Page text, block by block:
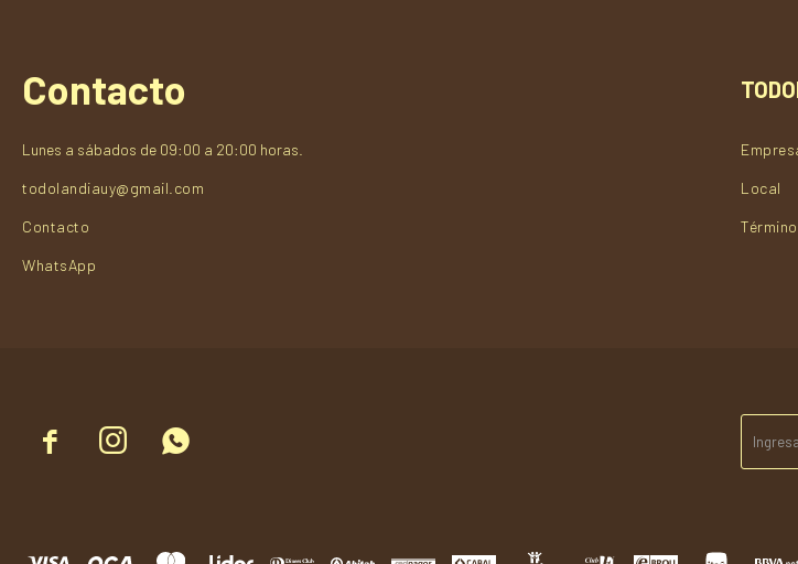
  
Contacto
Lunes a sábados de 09:00 a 20:00 horas.
todolandiauy@gmail.com
Contacto
WhatsApp
Local